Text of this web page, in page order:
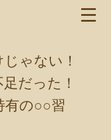
ゃない！
だった！
有の○○習